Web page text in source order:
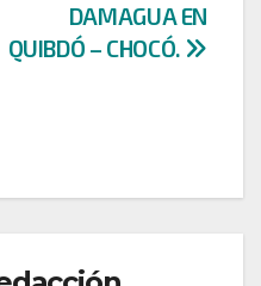
DAMAGUA EN
QUIBDÓ – CHOCÓ.